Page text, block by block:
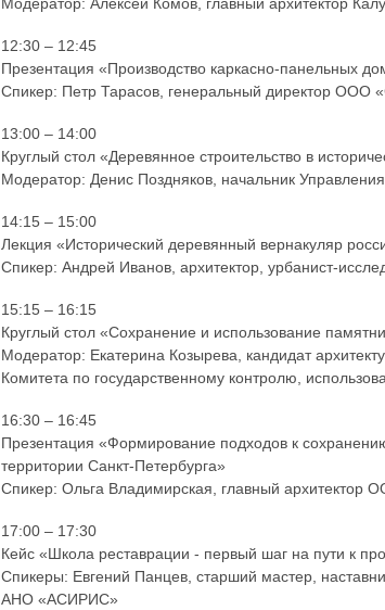
12:30 – 12:45
Презентация «Производство каркасно-панельных
Спикер: Петр Тарасов, генеральный директор ООО
13:00 – 14:00
Круглый стол «Деревянное строительство в
Модератор: Денис Поздняков, начальник
14:15 – 15:00
Лекция «Исторический деревянный вернакуляр
Спикер: Андрей Иванов, архитектор, урбанист-
15:15 – 16:15
Круглый стол «Сохранение и использование
Модератор: Екатерина Козырева, кандидат
Комитета по государственному контролю,
16:30 – 16:45
Презентация «Формирование подходов к
территории Санкт-Петербурга»
Спикер: Ольга Владимирская, главный архитектор
17:00 – 17:30
Кейс «Школа реставрации - первый шаг на пути к
Спикеры: Евгений Панцев, старший мастер,
АНО «АСИРИС»